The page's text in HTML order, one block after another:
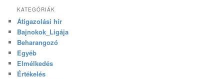
KATEGÓRIÁK
Átigazolási hír
Bajnokok_Ligája
Beharangozó
Egyéb
Elmélkedés
Értékelés